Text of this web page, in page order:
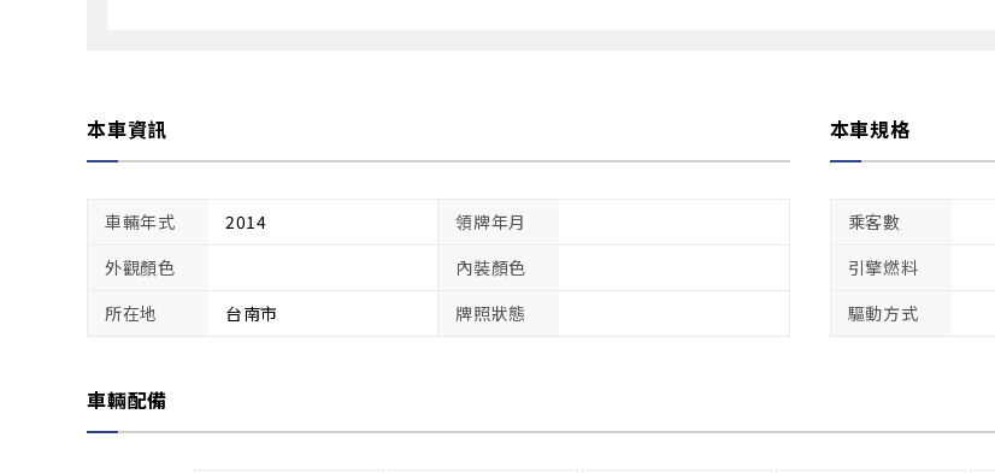
本車資訊
車輛年式 2014
領牌年月
外觀顏色
內裝顏色
所在地
台南市 牌照狀態
本車規格
乘客數
引擎燃料
驅動方式
車輛配備